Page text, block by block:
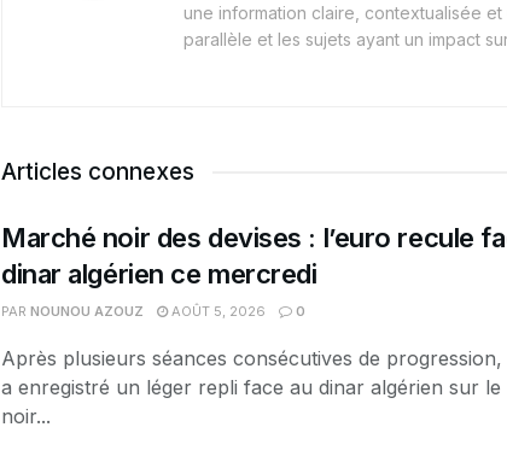
une information claire, contextualisée
parallèle et les sujets ayant un impact
Articles connexes
Marché noir des devises : l’euro recule
dinar algérien ce mercredi
PAR NOUNOU AZOUZ AOÛT 5, 2026 0
Après plusieurs séances consécutives de
a enregistré un léger repli face au dinar algérien sur le
noir...